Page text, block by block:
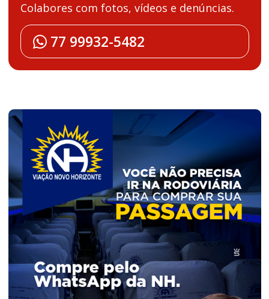
Colabores com fotos, vídeos e denúncias.
77 99932-5482